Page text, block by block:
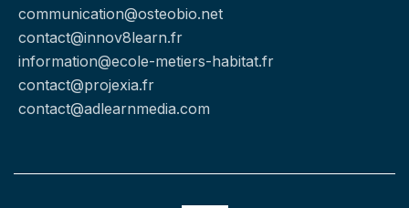
communication@osteobio.net
contact@innov8learn.fr
information@ecole-metiers-habitat.fr
contact@projexia.fr
contact@adlearnmedia.com